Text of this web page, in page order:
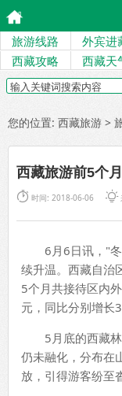
旅游线路 外宾进
西藏攻略
西藏天
您的位置: 西藏旅游 >
西藏旅游前5个
 时间: 2018-06-06 
6月6日讯，"冬
续升温。西藏自治
5个月共接待区内
元，同比分别增长
5月底的西藏林
仍未融化，分布在
放，引得游客纷至